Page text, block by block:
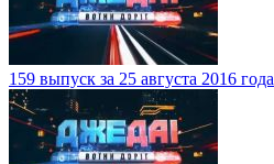
159 выпуск за 25 августа 2016 года